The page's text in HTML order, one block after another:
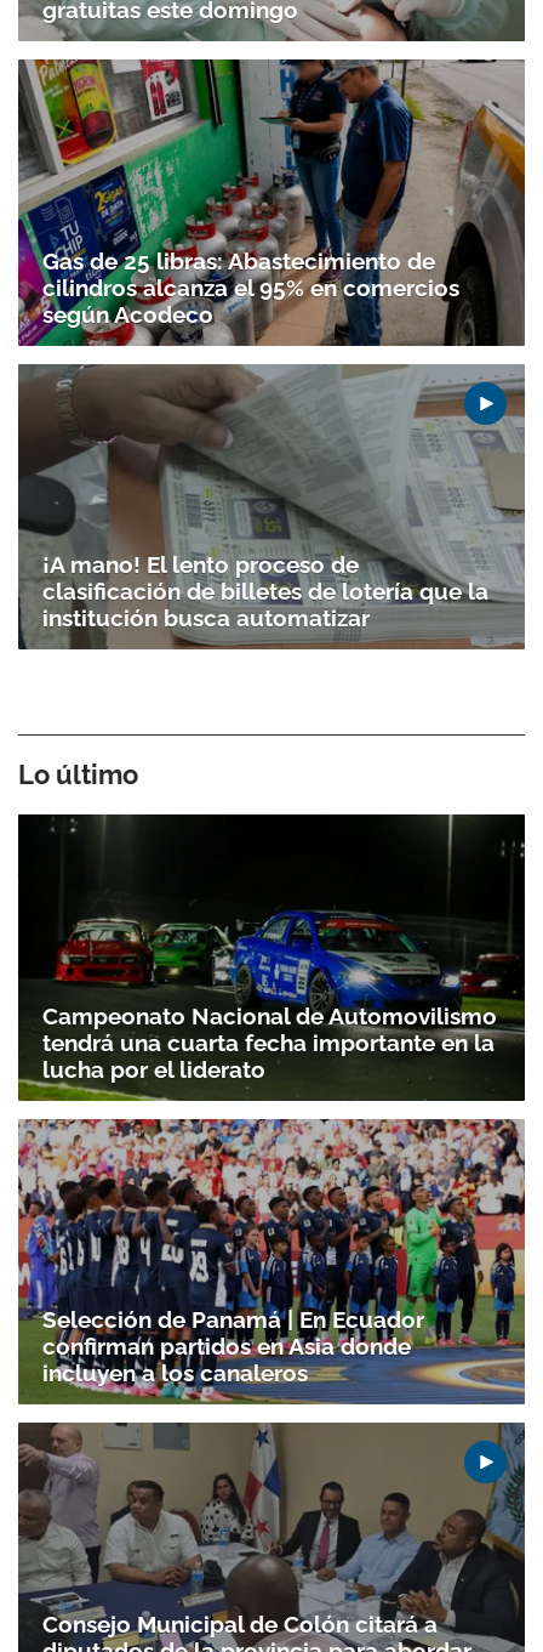
gratuitas este domingo
Gas de 25 libras: Abastecimiento de
cilindros alcanza el 95% en comercios
según Acodeco
¡A mano! El lento proceso de
clasificación de billetes de lotería que la
institución busca automatizar
Lo último
Campeonato Nacional de Automovilismo
tendrá una cuarta fecha importante en la
lucha por el liderato
Selección de Panamá | En Ecuador
confirman partidos en Asia donde
incluyen a los canaleros
Consejo Municipal de Colón citará a